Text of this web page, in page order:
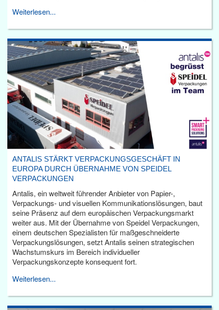
Weiterlesen...
ANTALIS STÄRKT VERPACKUNGSGESCHÄFT IN
EUROPA DURCH ÜBERNAHME VON SPEIDEL
VERPACKUNGEN
Antalis, ein weltweit führender Anbieter von Papier-,
Verpackungs- und visuellen Kommunikationslösungen, baut
seine Präsenz auf dem europäischen Verpackungsmarkt
weiter aus. Mit der Übernahme von Speidel Verpackungen,
einem deutschen Spezialisten für maßgeschneiderte
Verpackungslösungen, setzt Antalis seinen strategischen
Wachstumskurs im Bereich individueller
Verpackungskonzepte konsequent fort.
Weiterlesen...